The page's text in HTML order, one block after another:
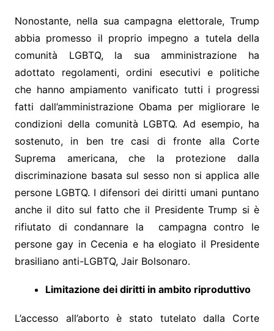
Nonostante, nella sua campagna elettorale, Trump
abbia promesso il proprio impegno a tutela della
comunità LGBTQ, la sua amministrazione ha
adottato regolamenti, ordini esecutivi e politiche
che hanno ampiamento vanificato tutti i progressi
fatti dall’amministrazione Obama per migliorare le
condizioni della comunità LGBTQ. Ad esempio, ha
sostenuto, in ben tre casi di fronte alla Corte
Suprema americana, che la protezione dalla
discriminazione basata sul sesso non si applica alle
persone LGBTQ. I difensori dei diritti umani puntano
anche il dito sul fatto che il Presidente Trump si è
rifiutato di condannare la campagna contro le
persone gay in Cecenia e ha elogiato il Presidente
brasiliano anti-LGBTQ, Jair Bolsonaro.
Limitazione dei diritti in ambito riproduttivo
L’accesso all’aborto è stato tutelato dalla Corte